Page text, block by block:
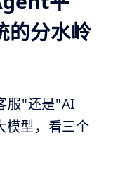
的分水岭
服"还是"AI
型，看三个